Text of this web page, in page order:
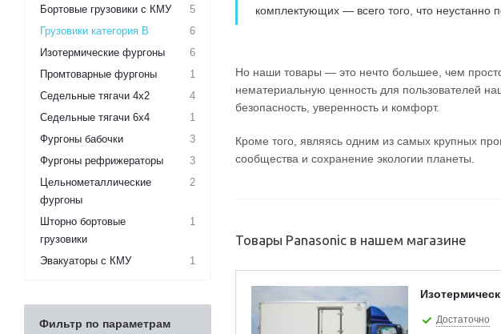
комплектующих — всего того, что неустанно
Но наши товары — это нечто большее, чем
нематериальную ценность для пользователей
безопасность, уверенность и комфорт.
Кроме того, являясь одним из самых крупных
сообщества и сохранение экологии планеты.
Товары Panasonic в нашем магазине
Достаточно
Бортовые грузовики с КМУ
5
Грузовики категория B
6
Изотермические фургоны
6
Промтоварные фургоны
1
Седельные тягачи 4х2
4
Седельные тягачи 6х4
1
Фургоны бабочки
3
Фургоны рефрижераторы
3
Цельнометаллические
фургоны
2
Шторно бортовые
грузовики
1
Эвакуаторы с КМУ 1
Фильтр по параметрам